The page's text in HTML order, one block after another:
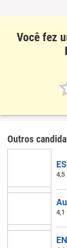
Você fez
Outros
4,5
4,1